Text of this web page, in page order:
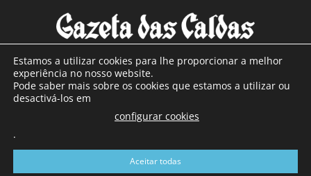
SOBRE NÓS
Com sede nas Caldas da Rainha e mais de 90 anos de
a sul de distrito de Leiria, com mais de 40.000 leitores por
toda a região Oeste. Jornal com distribuição em Portugal
Estamos a utilizar cookies para lhe proporcionar a melhor
experiência no nosso website.
Pode saber mais sobre os cookies que estamos a utilizar ou
desactivá-los em
configurar cookies
.
Aceitar todas